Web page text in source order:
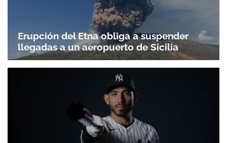
Erupción del Etna obliga a suspender
llegadas a un aeropuerto de Sicilia